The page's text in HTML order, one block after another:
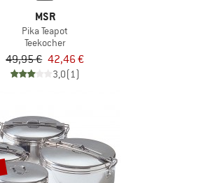
MSR
Pika Teapot
Teekocher
49,95 € 42,46 €
3,0(1)